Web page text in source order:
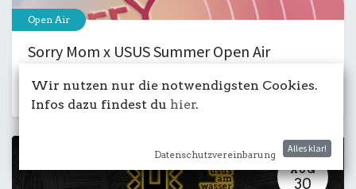
Open Air
Sorry Mom x USUS Summer Open Air
Kulturdeck Club Musik Party
AUG
30
Wir nutzen nur die notwendigsten Cookies.
Infos dazu findest du hier.
Datenschutzvereinbarung
Alles klar!